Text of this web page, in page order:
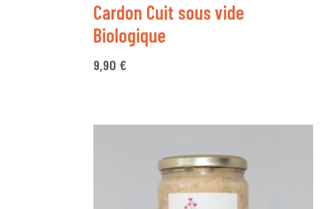
Cardon Cuit sous vide
Biologique
9,90 €